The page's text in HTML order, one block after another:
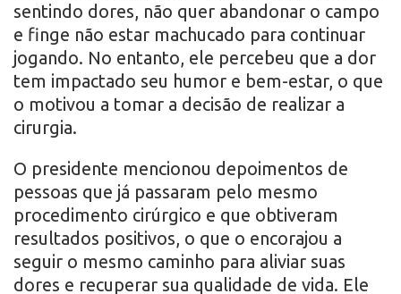
sentindo dores, não quer abandonar o campo
e finge não estar machucado para continuar
jogando. No entanto, ele percebeu que a dor
tem impactado seu humor e bem-estar, o que
o motivou a tomar a decisão de realizar a
cirurgia.
O presidente mencionou depoimentos de
pessoas que já passaram pelo mesmo
procedimento cirúrgico e que obtiveram
resultados positivos, o que o encorajou a
seguir o mesmo caminho para aliviar suas
dores e recuperar sua qualidade de vida. Ele